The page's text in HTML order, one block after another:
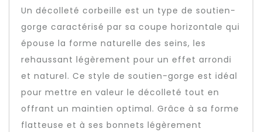
Un décolleté corbeille est un type de soutien-
gorge caractérisé par sa coupe horizontale qui
épouse la forme naturelle des seins, les
rehaussant légèrement pour un effet arrondi
et naturel. Ce style de soutien-gorge est idéal
pour mettre en valeur le décolleté tout en
offrant un maintien optimal. Grâce à sa forme
flatteuse et à ses bonnets légèrement